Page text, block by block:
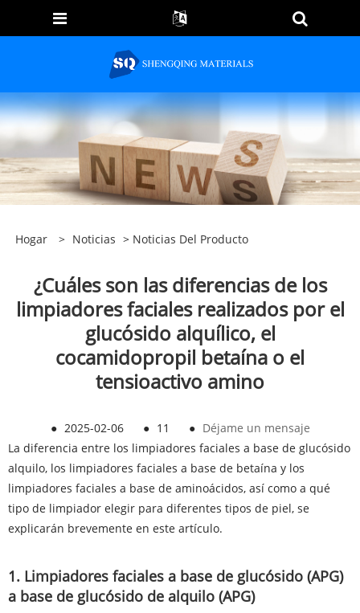
Hogar > Noticias > Noticias Del Producto
¿Cuáles son las diferencias de los
limpiadores faciales realizados por el
glucósido alquílico, el
cocamidopropil betaína o el
tensioactivo amino
● 2025-02-06 ● 11 ● Déjame un mensaje
La diferencia entre los limpiadores faciales a base de glucósido
alquilo, los limpiadores faciales a base de betaína y los
limpiadores faciales a base de aminoácidos, así como a qué
tipo de limpiador elegir para diferentes tipos de piel, se
explicarán brevemente en este artículo.
1. Limpiadores faciales a base de glucósido (APG)
a base de glucósido de alquilo (APG)